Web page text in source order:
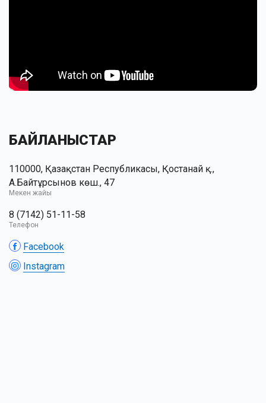
БАЙЛАНЫСТАР
110000, Қазақстан Республикасы, Қостанай қ.,
А.Байтұрсынов көш., 47
Мекен жайы
8 (7142) 51-11-58
Телефон
Facebook
Instagram